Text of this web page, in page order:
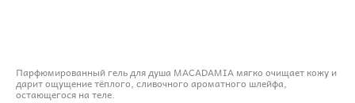
Парфюмированный гель для душа MACADAMIA мягко очищает кожу и
дарит ощущение тёплого, сливочного ароматного шлейфа,
остающегося на теле.